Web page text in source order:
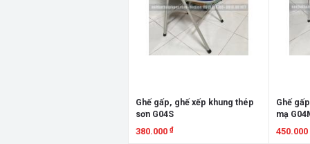
Ghế gấp, ghế xếp khung thép
sơn G04S
380.000 ₫
Ghế
mạ
450.000